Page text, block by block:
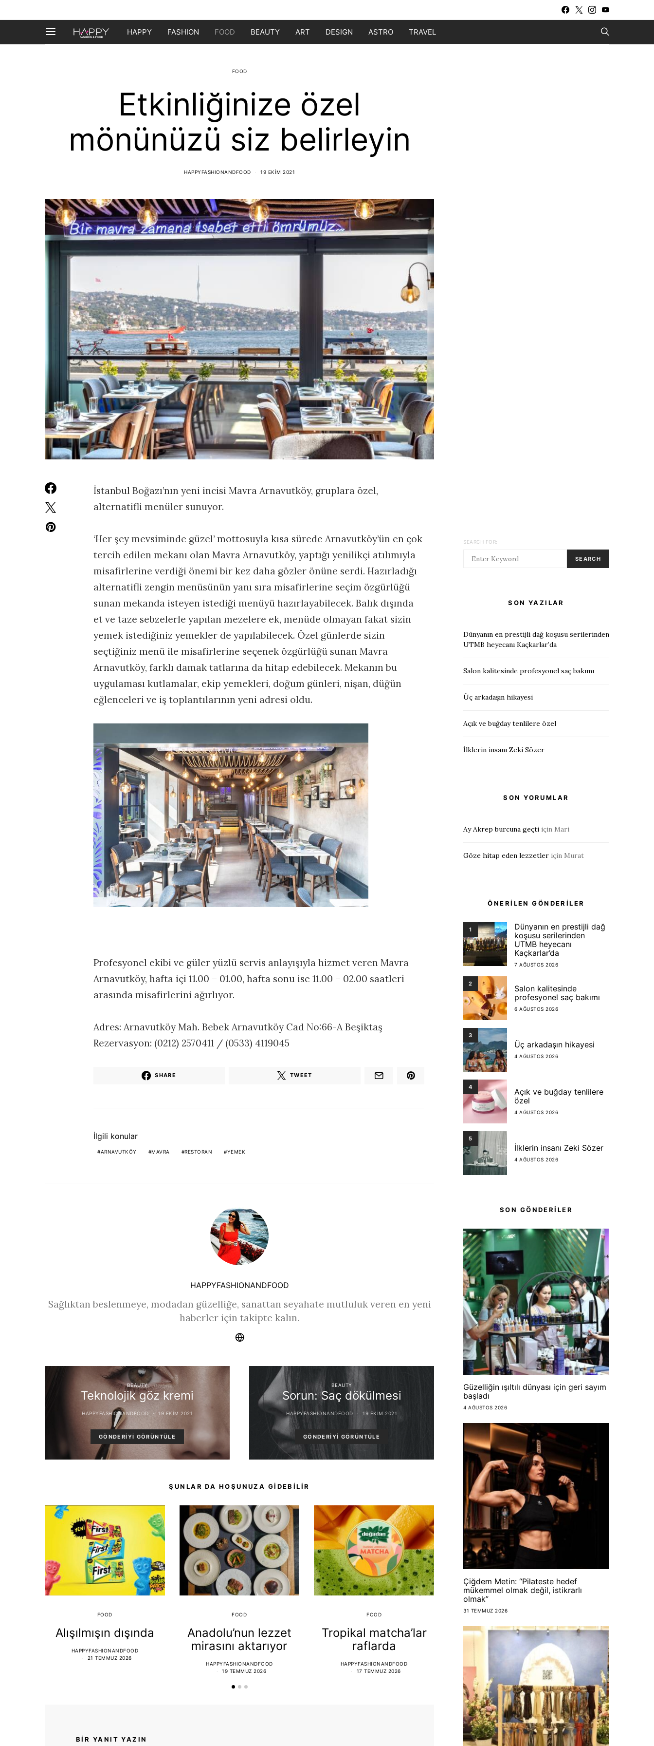
HAPPY FASHION FOOD BEAUTY ART DESIGN ASTRO TRAVEL
FOOD
Etkinliğinize özel
mönünüzü siz belirleyin
HAPPYFASHIONANDFOOD 19 EKIM 2021
İstanbul Boğazı’nın yeni incisi Mavra Arnavutköy, gruplara özel,
alternatifli menüler sunuyor.
‘Her şey mevsiminde güzel’ mottosuyla kısa sürede Arnavutköy’ün en çok
tercih edilen mekanı olan Mavra Arnavutköy, yaptığı yenilikçi atılımıyla
misafirlerine verdiği önemi bir kez daha gözler önüne serdi. Hazırladığı
alternatifli zengin menüsünün yanı sıra misafirlerine seçim özgürlüğü
sunan mekanda isteyen istediği menüyü hazırlayabilecek. Balık dışında
et ve taze sebzelerle yapılan mezelere ek, menüde olmayan fakat sizin
yemek istediğiniz yemekler de yapılabilecek. Özel günlerde sizin
seçtiğiniz menü ile misafirlerine seçenek özgürlüğü sunan Mavra
Arnavutköy, farklı damak tatlarına da hitap edebilecek. Mekanın bu
uygulaması kutlamalar, ekip yemekleri, doğum günleri, nişan, düğün
eğlenceleri ve iş toplantılarının yeni adresi oldu.
Profesyonel ekibi ve güler yüzlü servis anlayışıyla hizmet veren Mavra
Arnavutköy, hafta içi 11.00 – 01.00, hafta sonu ise 11.00 – 02.00 saatleri
arasında misafirlerini ağırlıyor.
Adres: Arnavutköy Mah. Bebek Arnavutköy Cad No:66-A Beşiktaş
Rezervasyon: (0212) 2570411 / (0533) 4119045
SHARE TWEET
İlgili konular
ARNAVUTKÖY MAVRA RESTORAN YEMEK
HAPPYFASHIONANDFOOD
Sağlıktan beslenmeye, modadan güzelliğe, sanattan seyahate mutluluk veren en yeni
haberler için takipte kalın.
BEAUTY
Teknolojik göz kremi
HAPPYFASHIONANDFOOD 19 EKIM 2021
GÖNDERIYI GÖRÜNTÜLE
BEAUTY
Sorun: Saç dökülmesi
HAPPYFASHIONANDFOOD 19 EKIM 2021
GÖNDERIYI GÖRÜNTÜLE
ŞUNLAR DA HOŞUNUZA GIDEBILIR
FOOD
Alışılmışın dışında
HAPPYFASHIONANDFOOD
21 TEMMUZ 2026
FOOD
Anadolu’nun lezzet
mirasını aktarıyor
HAPPYFASHIONANDFOOD
19 TEMMUZ 2026
FOOD
Tropikal matcha’lar
raflarda
HAPPYFASHIONANDFOOD
17 TEMMUZ 2026
FOOD
Dünyanın en büyük
HAPPYFASHIONANDFOOD
13 TEMMUZ 2026
BIR YANIT YAZIN
SEARCH FOR:
SEARCH
SON YAZILAR
Dünyanın en prestijli dağ koşusu serilerinden
UTMB heyecanı Kaçkarlar’da
Salon kalitesinde profesyonel saç bakımı
Üç arkadaşın hikayesi
Açık ve buğday tenlilere özel
İlklerin insanı Zeki Sözer
SON YORUMLAR
Ay Akrep burcuna geçti için Mari
Göze hitap eden lezzetler için Murat
ÖNERİLEN GÖNDERİLER
1
Dünyanın en prestijli dağ
koşusu serilerinden
UTMB heyecanı
Kaçkarlar’da
7 AĞUSTOS 2026
2
Salon kalitesinde
profesyonel saç bakımı
6 AĞUSTOS 2026
3
Üç arkadaşın hikayesi
4 AĞUSTOS 2026
4
Açık ve buğday tenlilere
özel
4 AĞUSTOS 2026
5
İlklerin insanı Zeki Sözer
4 AĞUSTOS 2026
SON GÖNDERİLER
Güzelliğin ışıltılı dünyası için geri sayım
başladı
4 AĞUSTOS 2026
Çiğdem Metin: “Pilateste hedef
mükemmel olmak değil, istikrarlı
olmak”
31 TEMMUZ 2026